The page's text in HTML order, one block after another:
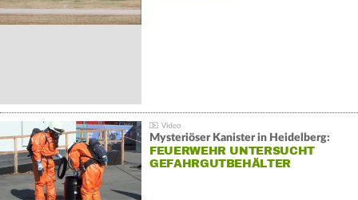
Mysteriöser Kanister in Heidelberg:
FEUERWEHR UNTERSUCHT
GEFAHRGUTBEHÄLTER